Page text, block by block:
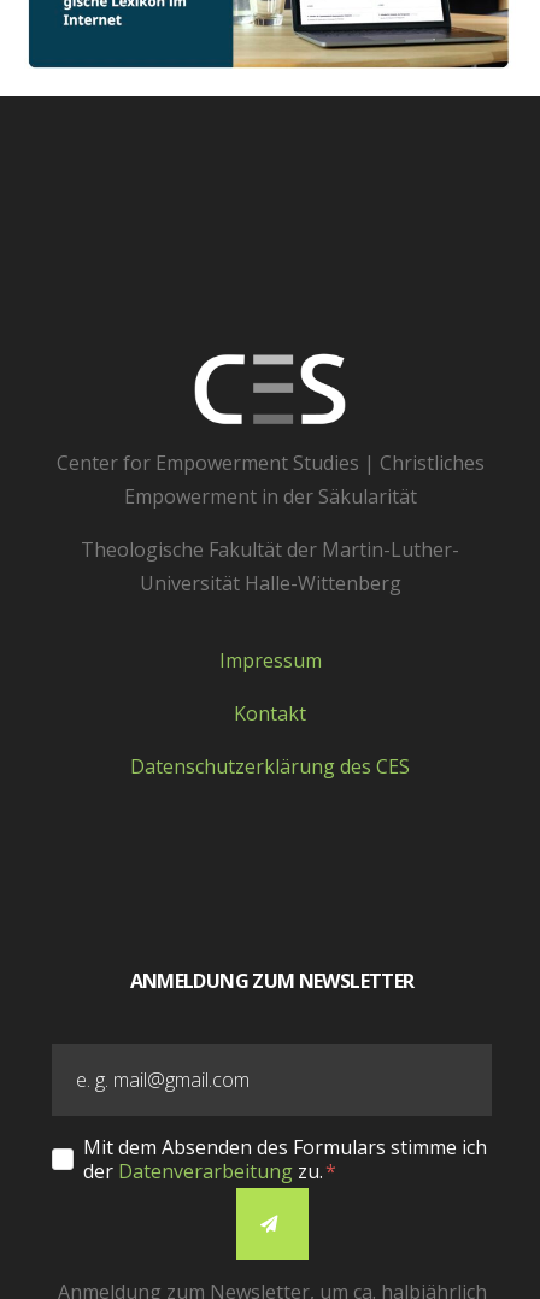
Center for Empowerment Studies | Christliches
Empowerment in der Säkularität
Theologische Fakultät der Martin-Luther-
Universität Halle-Wittenberg
Impressum
Kontakt
Datenschutzerklärung des CES
ANMELDUNG ZUM NEWSLETTER
Mit dem Absenden des Formulars stimme ich
der Datenverarbeitung zu.
Anmeldung zum Newsletter, um ca. halbjährlich